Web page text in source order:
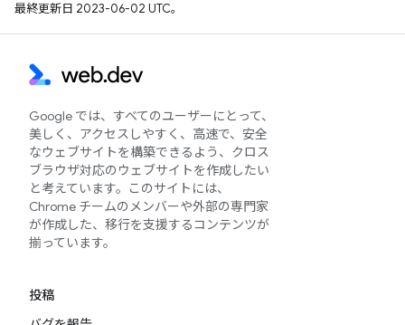
最終更新日 2023-06-02 UTC。
Google では、すべてのユーザーにとって、
美しく、アクセスしやすく、高速で、安全
なウェブサイトを構築できるよう、クロス
ブラウザ対応のウェブサイトを作成したい
と考えています。このサイトには、
Chrome チームのメンバーや外部の専門家
が作成した、移行を支援するコンテンツが
揃っています。
投稿